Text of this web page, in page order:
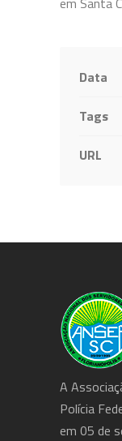
Data
Tags
URL
A
Polícia
em 05 de